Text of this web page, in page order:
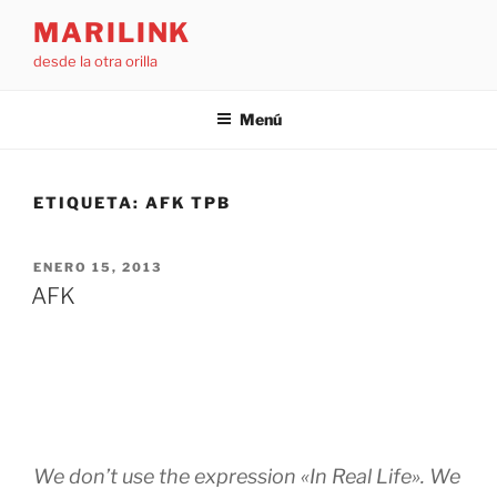
contenido
MARILINK
desde la otra orilla
Menú
ETIQUETA: AFK TPB
PUBLICADO
EL
ENERO 15, 2013
AFK
We don’t use the expression «In Real Life». We